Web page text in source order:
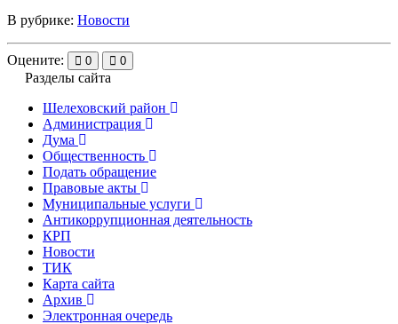
В рубрике: Новости
Оцените: 0 0
Разделы сайта
Шелеховский район
Администрация
Дума
Общественность
Подать обращение
Правовые акты
Муниципальные услуги
Антикоррупционная деятельность
КРП
Новости
ТИК
Карта сайта
Архив
Электронная очередь